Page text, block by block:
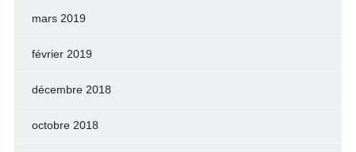
mars 2019
février 2019
décembre 2018
octobre 2018